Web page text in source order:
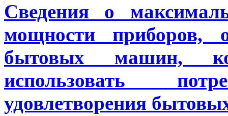
Сведения о
мощности приборов,
бытовых машин,
использовать
удовлетворения